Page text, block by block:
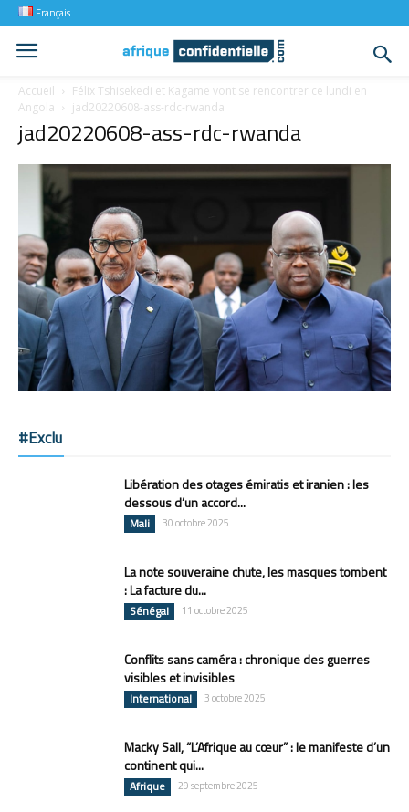
Français
Accueil
Félix Tshisekedi et Kagame vont se rencontrer ce lundi en
Angola
jad20220608-ass-rdc-rwanda
jad20220608-ass-rdc-rwanda
#Exclu
Libération des otages émiratis et iranien : les
dessous d’un accord...
Mali 30 octobre 2025
La note souveraine chute, les masques tombent
: La facture du...
Sénégal 11 octobre 2025
Conflits sans caméra : chronique des guerres
visibles et invisibles
International 3 octobre 2025
Macky Sall, “L’Afrique au cœur” : le manifeste d’un
continent qui...
Afrique 29 septembre 2025